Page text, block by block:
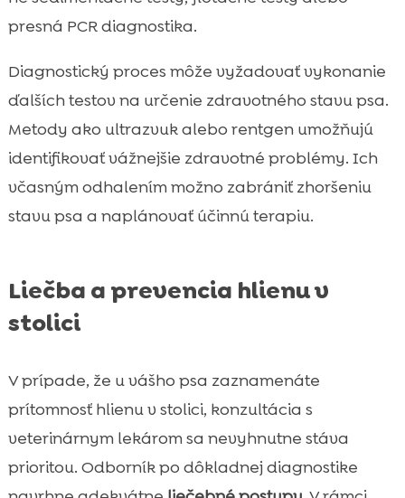
presná PCR diagnostika.
Diagnostický proces môže vyžadovať vykonanie
ďalších testov na určenie zdravotného stavu psa.
Metody ako ultrazvuk alebo rentgen umožňujú
identifikovať vážnejšie zdravotné problémy. Ich
včasným odhalením možno zabrániť zhoršeniu
stavu psa a naplánovať účinnú terapiu.
Liečba a prevencia hlienu v
stolici
V prípade, že u vášho psa zaznamenáte
prítomnosť hlienu v stolici, konzultácia s
veterinárnym lekárom sa nevyhnutne stáva
prioritou. Odborník po dôkladnej diagnostike